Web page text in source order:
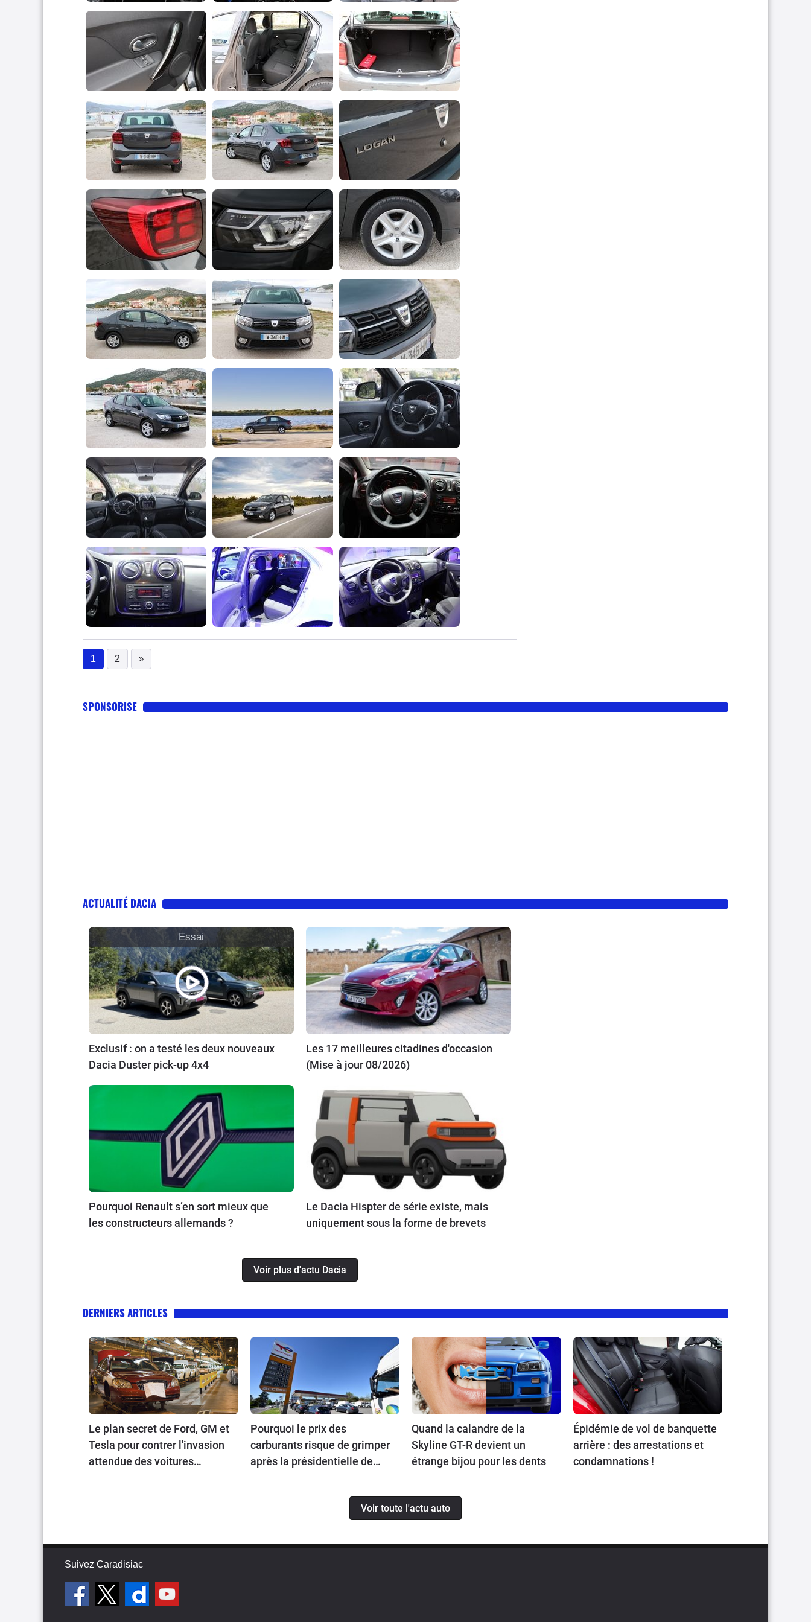
1
(current)
2 »
SPONSORISE
ACTUALITÉ DACIA
Essai
Exclusif : on a testé les deux nouveaux
Dacia Duster pick-up 4x4
Les 17 meilleures citadines d'occasion
(Mise à jour 08/2026)
Pourquoi Renault s’en sort mieux que
les constructeurs allemands ?
Le Dacia Hispter de série existe, mais
uniquement sous la forme de brevets
Voir plus d'actu Dacia
DERNIERS ARTICLES
Le plan secret de Ford, GM et
Tesla pour contrer l'invasion
attendue des voitures
Pourquoi le prix des
carburants risque de grimper
après la présidentielle de
Quand la calandre de la
Skyline GT-R devient un
étrange bijou pour les dents
Épidémie de vol de banquette
arrière : des arrestations et
condamnations !
Voir toute l'actu auto
Suivez Caradisiac